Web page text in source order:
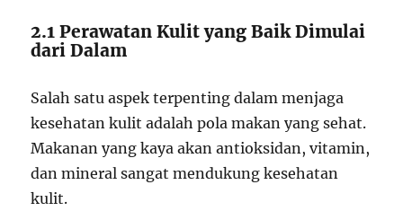
2.1 Perawatan Kulit yang Baik Dimulai
dari Dalam
Salah satu aspek terpenting dalam menjaga
kesehatan kulit adalah pola makan yang sehat.
Makanan yang kaya akan antioksidan, vitamin,
dan mineral sangat mendukung kesehatan
kulit.